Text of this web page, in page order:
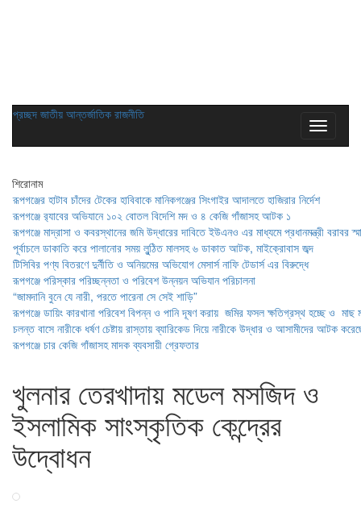
প্রচ্ছদ জাতীয় আন্তর্জাতিক রাজনীতি
শিরোনাম
রূপগঞ্জের হাটাব চাঁদের টেকের হাবিবাকে মানিকগঞ্জের সিংগাইর আদালতে হাজিরার নির্দেশ
রূপগঞ্জে র‍্যাবের অভিযানে ১০২ বোতল বিদেশি মদ ও ৪ কেজি গাঁজাসহ আটক ১
রূপগঞ্জে মাদ্রাসা ও কবরস্থানের জমি উদ্ধারের দাবিতে ইউএনও এর মাধ্যমে প্রধানমন্ত্রী বরাবর
পূর্বাচলে ডাকাতি করে পালানোর সময় লুন্ঠিত মালসহ ৬ ডাকাত আটক, মাইক্রোবাস জব্দ
টিসিবির পণ্য বিতরণে দুর্নীতি ও অনিয়মের অভিযোগ মেসার্স নাফি টেডার্স এর বিরুদ্ধে
রূপগঞ্জে পরিস্কার পরিচ্ছন্নতা ও পরিবেশ উন্নয়ন অভিযান পরিচালনা
“জামদানি বুনে যে নারী, পরতে পারেনা সে সেই শাড়ি”
রূপগঞ্জে ডায়িং কারখানা পরিবেশ বিপন্ন ও পানি দূষণ করায় জমির ফসল ক্ষতিগ্রস্থ হচ্ছে ও মাছ
চলন্ত বাসে নারীকে ধর্ষণ চেষ্টায় রাস্তায় ব্যারিকেড দিয়ে নারীকে উদ্ধার ও আসামীদের আটক
রূপগঞ্জে চার কেজি গাঁজাসহ মাদক ব্যবসায়ী গ্রেফতার
খুলনার তেরখাদায় মডেল মসজিদ ও
ইসলামিক সাংস্কৃতিক কেন্দ্রের
উদ্বোধন